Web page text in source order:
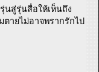
นสู่รุ่นสื่อให้เห็นถึง
ายไม่อาจพรากรักไป